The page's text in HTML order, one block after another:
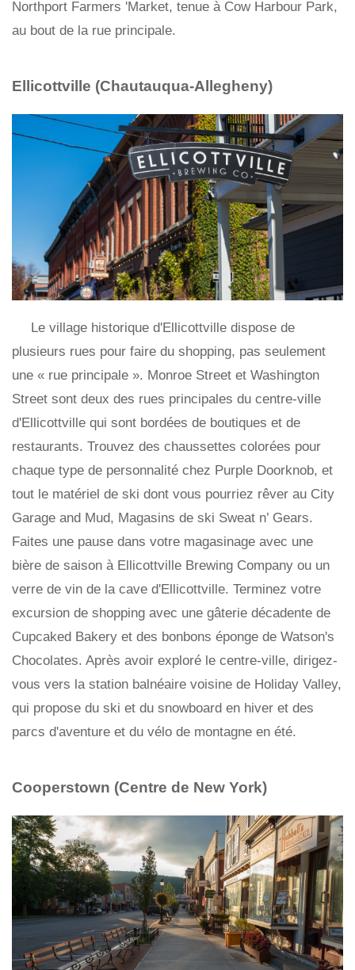
Northport Farmers 'Market, tenue à Cow Harbour Park,
au bout de la rue principale.
Ellicottville (Chautauqua-Allegheny)
Le village historique d'Ellicottville dispose de
plusieurs rues pour faire du shopping, pas seulement
une « rue principale ». Monroe Street et Washington
Street sont deux des rues principales du centre-ville
d'Ellicottville qui sont bordées de boutiques et de
restaurants. Trouvez des chaussettes colorées pour
chaque type de personnalité chez Purple Doorknob, et
tout le matériel de ski dont vous pourriez rêver au City
Garage and Mud, Magasins de ski Sweat n’ Gears.
Faites une pause dans votre magasinage avec une
bière de saison à Ellicottville Brewing Company ou un
verre de vin de la cave d'Ellicottville. Terminez votre
excursion de shopping avec une gâterie décadente de
Cupcaked Bakery et des bonbons éponge de Watson's
Chocolates. Après avoir exploré le centre-ville, dirigez-
vous vers la station balnéaire voisine de Holiday Valley,
qui propose du ski et du snowboard en hiver et des
parcs d'aventure et du vélo de montagne en été.
Cooperstown (Centre de New York)